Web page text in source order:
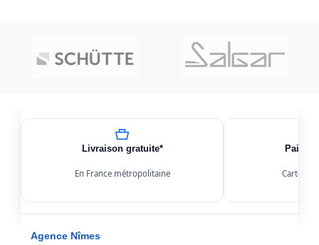
Livraison gratuite*
En France métropolitaine Carte,
Agence Nîmes